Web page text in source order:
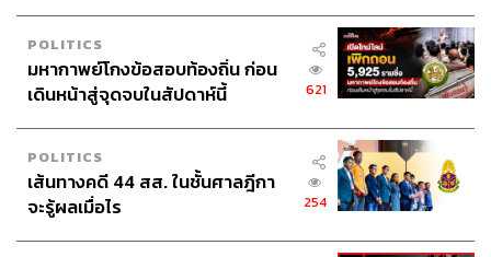
TAGS: ศรีสะเกษ สถานการณ์ไทย-กัมพูชา กันทรลักษ์
POLITICS
มหากาพย์โกงข้อสอบท้องถิ่น ก่อน
เดินหน้าสู่จุดจบในสัปดาห์นี้
621
POLITICS
เส้นทางคดี 44 สส. ในชั้นศาลฎีกา
จะรู้ผลเมื่อไร
254